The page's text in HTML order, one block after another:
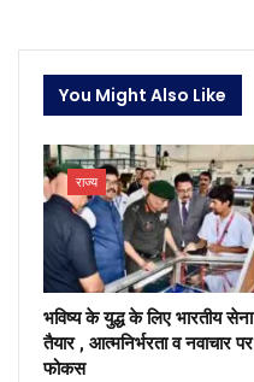
You Might Also Like
राज्य
भविष्य के युद्ध के लिए भारतीय सेना
तैयार , आत्मनिर्भरता व नवाचार पर
फोकस